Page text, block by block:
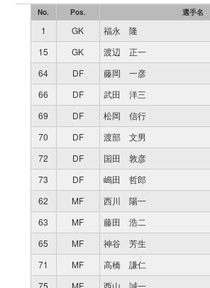
No. Pos. 選手名
1 GK
福永 隆
15
GK
渡辺 正一
64
DF
藤岡 一彦
66
DF
武田 洋三
69
DF
松岡 信行
70
DF
渡部 文男
72
DF
国田 敦彦
73
DF
嶋田 哲郎
62
MF
西川 陽一
63
MF
藤田 浩二
65
MF
神谷 芳生
71
MF
高橋 謙仁
75
MF
西山 誠一